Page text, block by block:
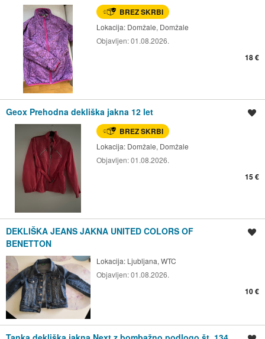
BREZ SKRBI
Lokacija: Domžale, Domžale
Objavljen:01.08.2026.
18 €
Geox Prehodna dekliška jakna 12 let
BREZ SKRBI
Lokacija: Domžale, Domžale
Objavljen:01.08.2026.
15 €
DEKLIŠKA JEANS JAKNA UNITED COLORS OF
BENETTON
Lokacija: Ljubljana, WTC
Objavljen:01.08.2026.
10 €